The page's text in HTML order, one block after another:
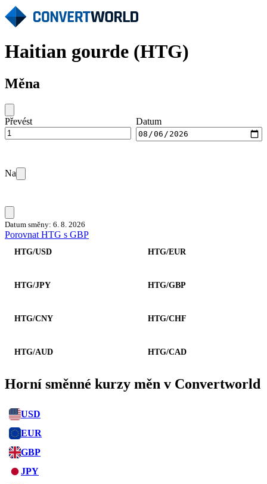
Haitian gourde (HTG)
Měna
Převést Datum
Na
Datum směny: 6. 8. 2026
Porovnat HTG s GBP
HTG/USD HTG/EUR
HTG/JPY HTG/GBP
HTG/CNY HTG/CHF
HTG/AUD HTG/CAD
Horní směnné kurzy měn v Convertworld
USD
EUR
GBP
JPY